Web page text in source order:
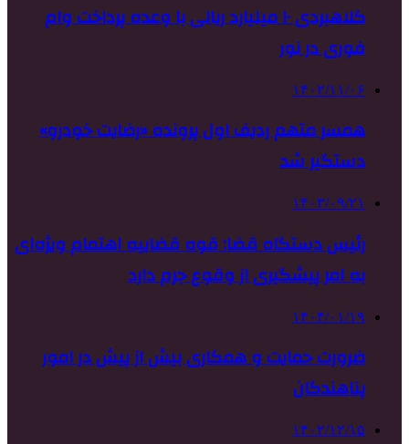
کلاهبردی ۱۰ میلیارد ریالی با وعده پرداخت وام
فوری در نور
۱۴۰۲/۱۱/۰۶
همسر متهم ردیف اول پرونده «رضایت خودرو»
دستگیر شد
۱۴۰۳/۰۹/۲۱
رئیس دستگاه قضا: قوه قضاییه اهتمام ویژه‌ای
به امر پیشگیری از وقوع جرم دارد
۱۴۰۴/۰۱/۱۹
ضرورت حمایت و همکاری بیش از پیش در امور
پناهندگان
۱۴۰۲/۱۲/۱۵